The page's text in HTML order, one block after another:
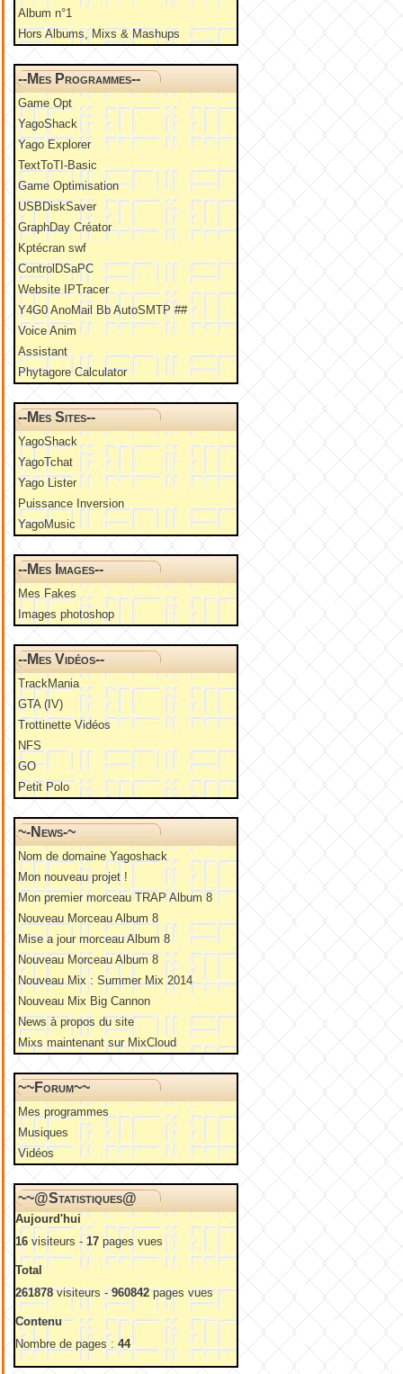
Album n°1
Hors Albums, Mixs & Mashups
--Mes Programmes--
Game Opt
YagoShack
Yago Explorer
TextToTI-Basic
Game Optimisation
USBDiskSaver
GraphDay Créator
Kptécran swf
ControlDSaPC
Website IPTracer
Y4G0 AnoMail Bb AutoSMTP ##
Voice Anim
Assistant
Phytagore Calculator
--Mes Sites--
YagoShack
YagoTchat
Yago Lister
Puissance Inversion
YagoMusic
--Mes Images--
Mes Fakes
Images photoshop
--Mes Vidéos--
TrackMania
GTA (IV)
Trottinette Vidéos
NFS
GO
Petit Polo
~-News-~
Nom de domaine Yagoshack
Mon nouveau projet !
Mon premier morceau TRAP Album 8
Nouveau Morceau Album 8
Mise a jour morceau Album 8
Nouveau Morceau Album 8
Nouveau Mix : Summer Mix 2014
Nouveau Mix Big Cannon
News à propos du site
Mixs maintenant sur MixCloud
~~Forum~~
Mes programmes
Musiques
Vidéos
~~@Statistiques@
Aujourd'hui
16 visiteurs - 17 pages vues
Total
261878visiteurs -960842pages vues
Contenu
Nombre de pages :44